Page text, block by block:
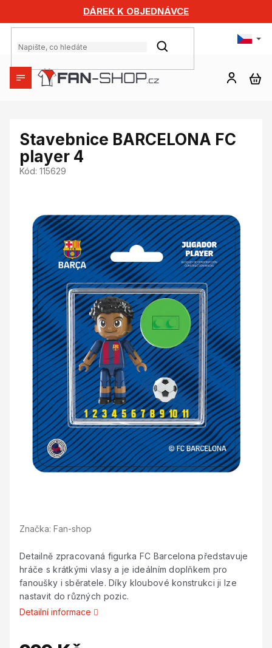
obsah
DÁREK K OBJEDNÁVCE
HLEDAT
Stavebnice BARCELONA FC
player 4
Kód: 115629
Značka: Fan-shop
Detailně zpracovaná figurka FC Barcelona představuje
hráče s krátkými vlasy a je ideálním doplňkem pro
fanoušky i sběratele. Díky kloubové konstrukci ji lze
nastavit do různých pozic.
Detailní informace